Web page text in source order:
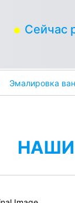
Сейчас
Эмалировка
НАШИ